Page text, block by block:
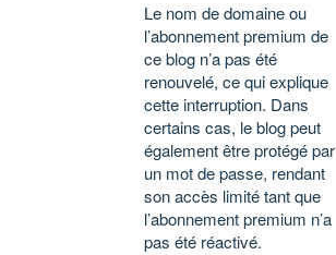
Le nom de domaine ou
l’abonnement premium de
ce blog n’a pas été
renouvelé, ce qui explique
cette interruption. Dans
certains cas, le blog peut
également être protégé par
un mot de passe, rendant
son accès limité tant que
l’abonnement premium n’a
pas été réactivé.